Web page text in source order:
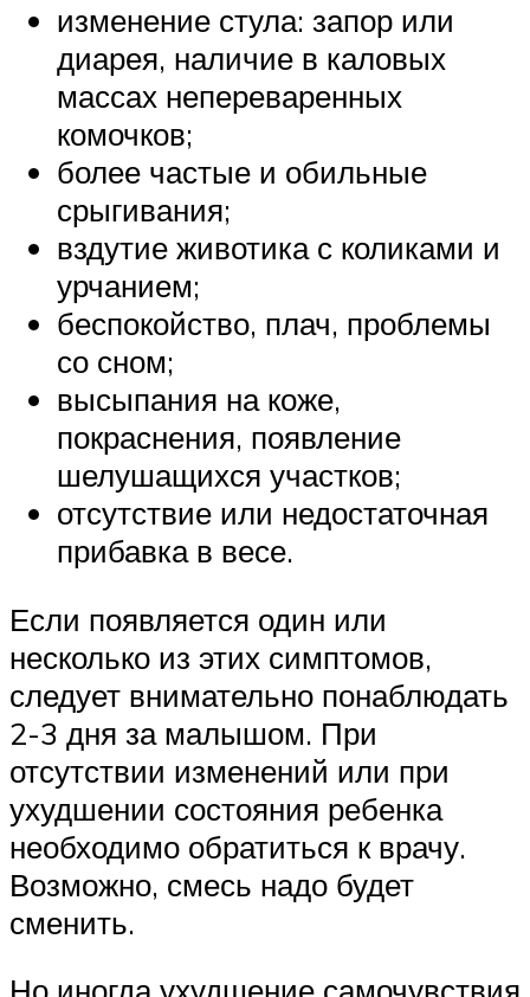
изменение стула: запор или
диарея, наличие в каловых
массах непереваренных
комочков;
более частые и обильные
срыгивания;
вздутие животика с коликами и
урчанием;
беспокойство, плач, проблемы
со сном;
высыпания на коже,
покраснения, появление
шелушащихся участков;
отсутствие или недостаточная
прибавка в весе.
Если появляется один или
несколько из этих симптомов,
следует внимательно понаблюдать
2-3 дня за малышом. При
отсутствии изменений или при
ухудшении состояния ребенка
необходимо обратиться к врачу.
Возможно, смесь надо будет
сменить.